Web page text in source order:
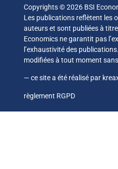
Copyrights © 2026 BSI
Les publications reflètent les
auteurs et sont publiées à
Economics ne garantit pas
l’exhaustivité des
modifiées à tout moment
— ce site a été réalisé par
règlement RGPD